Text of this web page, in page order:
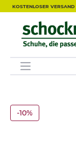
KOSTENLOSER
-10%